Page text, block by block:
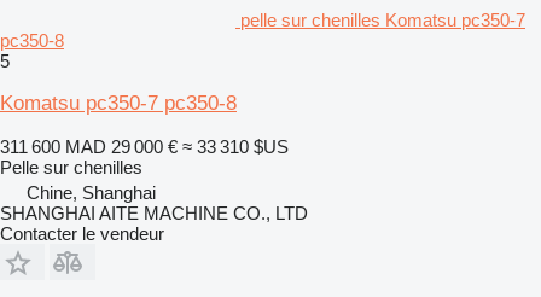
pelle sur chenilles Komatsu pc350-7
pc350-8
5
Komatsu pc350-7 pc350-8
311 600 MAD 29 000 € ≈ 33 310 $US
Pelle sur chenilles
Chine, Shanghai
SHANGHAI AITE MACHINE CO., LTD
Contacter le vendeur